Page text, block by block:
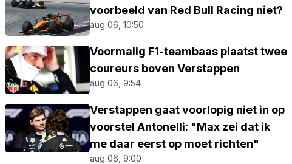
voorbeeld van Red Bull Racing niet?
aug 06, 10:50
Voormalig F1-teambaas plaatst twee
coureurs boven Verstappen
aug 06, 9:54
Verstappen gaat voorlopig niet in op
voorstel Antonelli: "Max zei dat ik
me daar eerst op moet richten"
aug 06, 9:00